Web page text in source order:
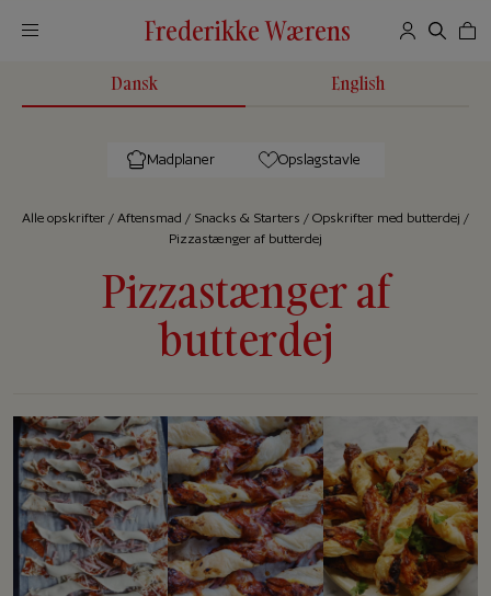
Frederikke Wærens
Dansk English
Madplaner Opslagstavle
Alle op­skrif­ter / Aftensmad / Snacks & Starters / Opskrifter med butterdej /
Pizzastænger af butterdej
Pizzastænger af
butterdej